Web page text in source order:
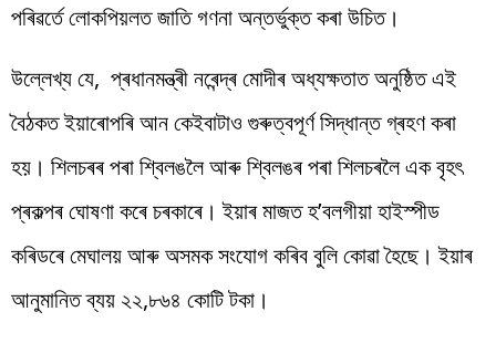
পৰিৱৰ্তে লোকপিয়লত জাতি গণনা অন্তৰ্ভুক্ত কৰা উচিত।
উল্লেখ্য যে, প্ৰধানমন্ত্ৰী নৰেন্দ্ৰ মোদীৰ অধ্যক্ষতাত অনুষ্ঠিত এই
বৈঠকত ইয়াৰোপৰি আন কেইবাটাও গুৰুত্বপূৰ্ণ সিদ্ধান্ত গ্ৰহণ কৰা
হয়। শিলচৰৰ পৰা শ্বিলঙলৈ আৰু শ্বিলঙৰ পৰা শিলচৰলৈ এক বৃহৎ
প্ৰকল্পৰ ঘোষণা কৰে চৰকাৰে। ইয়াৰ মাজত হ’বলগীয়া হাইস্পীড
কৰিডৰে মেঘালয় আৰু অসমক সংযোগ কৰিব বুলি কোৱা হৈছে। ইয়াৰ
আনুমানিত ব্যয় ২২,৮৬৪ কোটি টকা।